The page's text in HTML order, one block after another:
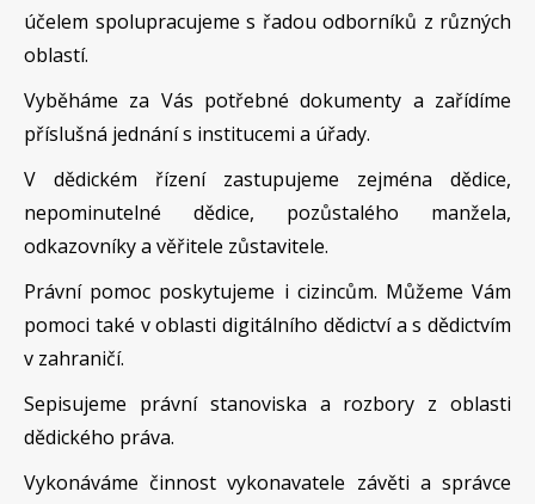
účelem spolupracujeme s řadou odborníků z různých
oblastí.
Vyběháme za Vás potřebné dokumenty a zařídíme
příslušná jednání s institucemi a úřady.
V dědickém řízení zastupujeme zejména dědice,
nepominutelné dědice, pozůstalého manžela,
odkazovníky a věřitele zůstavitele.
Právní pomoc poskytujeme i cizincům. Můžeme Vám
pomoci také v oblasti digitálního dědictví a s dědictvím
v zahraničí.
Sepisujeme právní stanoviska a rozbory z oblasti
dědického práva.
Vykonáváme činnost vykonavatele závěti a správce